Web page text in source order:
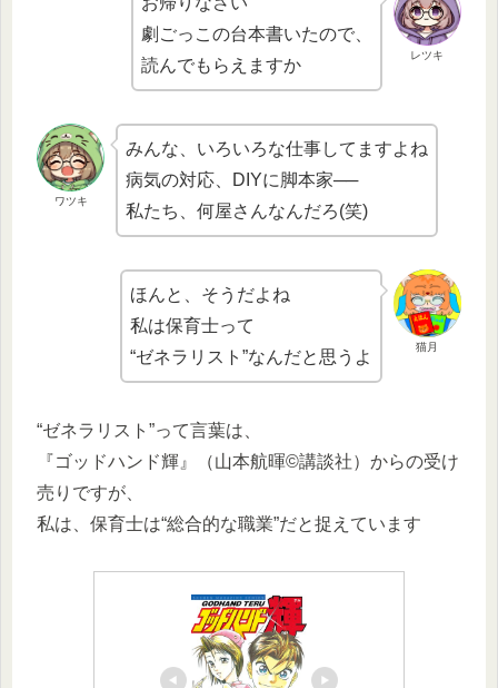
レツキ
劇ごっこの台本書いたので、
読んでもらえますか
ワツキ
みんな、いろいろな仕事してますよね
病気の対応、DIYに脚本家──
私たち、何屋さんなんだろ(笑)
猫月
ほんと、そうだよね
私は保育士って
“ゼネラリスト”なんだと思うよ
“ゼネラリスト”って言葉は、
『ゴッドハンド輝』（山本航暉©︎講談社）からの受け
売りですが、
私は、保育士は“総合的な職業”だと捉えています